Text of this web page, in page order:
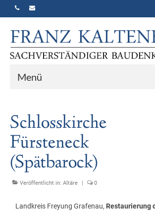
Menü
Vita
Historisierender Neubau
Portfolio
Gutachten
Kontakt
Schlosskirche
Fürsteneck
(Spätbarock)
Veröffentlicht in: Altäre 0
Landkreis Freyung Grafenau, Restaurierung